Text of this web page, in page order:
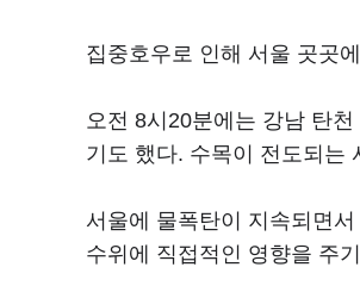
집중호우로 인해 서울 곳곳
오전 8시20분에는 강남 탄
기도 했다. 수목이 전도되는
서울에 물폭탄이 지속되면
수위에 직접적인 영향을 주